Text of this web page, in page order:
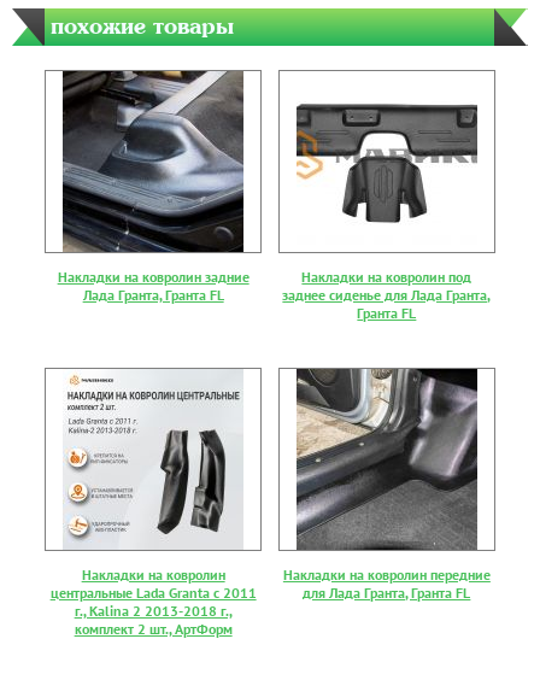
похожие товары
Накладки на ковролин задние
Лада Гранта, Гранта FL
Накладки на ковролин под
заднее сиденье для Лада Гранта,
Гранта FL
Накладки на ковролин
центральные Lada Granta с 2011
г., Kalina 2 2013-2018 г.,
комплект 2 шт., АртФорм
Накладки на ковролин передние
для Лада Гранта, Гранта FL